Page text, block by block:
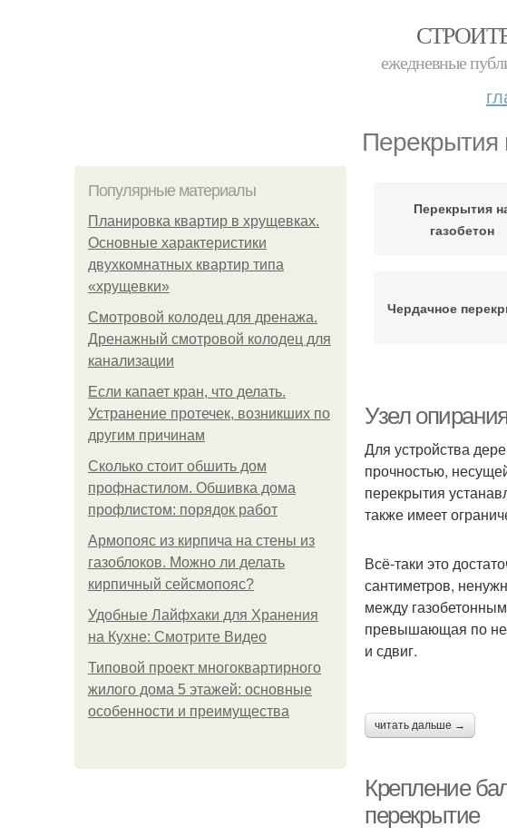
ежедневные
Перекрытия
Популярные материалы
Планировка квартир в хрущевках.
Основные характеристики
двухкомнатных квартир типа
«хрущевки»
Смотровой колодец для дренажа.
Дренажный смотровой колодец для
канализации
Если капает кран, что делать.
Устранение протечек, возникших по
другим причинам
Сколько стоит обшить дом
профнастилом. Обшивка дома
профлистом: порядок работ
Армопояс из кирпича на стены из
газоблоков. Можно ли делать
кирпичный сейсмопояс?
Удобные Лайфхаки для Хранения
на Кухне: Смотрите Видео
Типовой проект многоквартирного
жилого дома 5 этажей: основные
особенности и преимущества
Перекрытия
газобетон
Чердачное
Межэтажные
перекрытия
Узел
Для устройства
прочностью,
перекрытия
также имеет
Всё-таки это
сантиметров,
между
превышающая по
и сдвиг.
читать дальше →
Крепление
перекрытие